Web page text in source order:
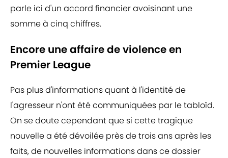
parle ici d'un accord financier avoisinant une
somme à cinq chiffres.
Encore une affaire de violence en
Premier League
Pas plus d'informations quant à l'identité de
l'agresseur n'ont été communiquées par le tabloïd.
On se doute cependant que si cette tragique
nouvelle a été dévoilée près de trois ans après les
faits, de nouvelles informations dans ce dossier